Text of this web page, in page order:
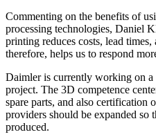
Commenting on the benefits of
processing technologies, Daniel
printing reduces costs, lead
therefore, helps us to respond
Daimler is currently working on
project. The 3D competence
spare parts, and also certification
providers should be expanded so
produced.